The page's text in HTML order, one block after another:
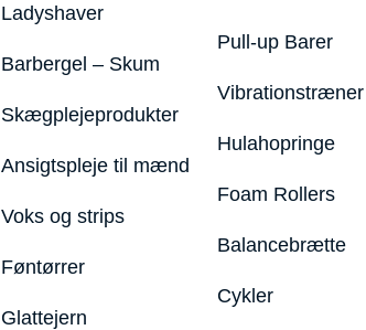
Ladyshaver
Barbergel – Skum
Skægplejeprodukter
Ansigtspleje til mænd
Voks og strips
Føntørrer
Glattejern
Pull-up Barer
Vibrationstræner
Hulahopringe
Foam Rollers
Balancebrætte
Cykler